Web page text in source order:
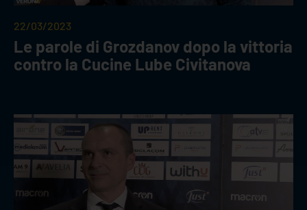
22/03/2023
Le parole di Grozdanov dopo la vittoria
contro la Cucine Lube Civitanova